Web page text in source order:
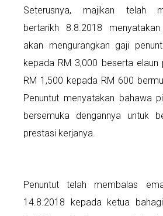
Seterusnya, majikan telah
bertarikh 8.8.2018
akan mengurangkan gaji
kepada RM 3,000 beserta elaun
RM 1,500 kepada RM 600
Penuntut menyatakan bahawa
bersemuka dengannya untuk
prestasi kerjanya.
Penuntut telah membalas
14.8.2018 kepada ketua